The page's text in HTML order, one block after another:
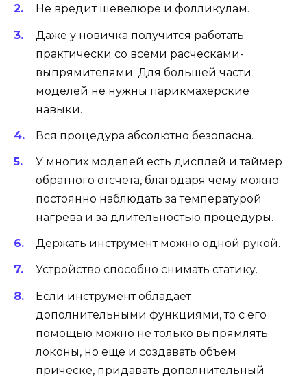
Не вредит шевелюре и фолликулам.
Даже у новичка получится работать
практически со всеми расческами-
выпрямителями. Для большей части
моделей не нужны парикмахерские
навыки.
Вся процедура абсолютно безопасна.
У многих моделей есть дисплей и таймер
обратного отсчета, благодаря чему можно
постоянно наблюдать за температурой
нагрева и за длительностью процедуры.
Держать инструмент можно одной рукой.
Устройство способно снимать статику.
Если инструмент обладает
дополнительными функциями, то с его
помощью можно не только выпрямлять
локоны, но еще и создавать объем
прическе, придавать дополнительный